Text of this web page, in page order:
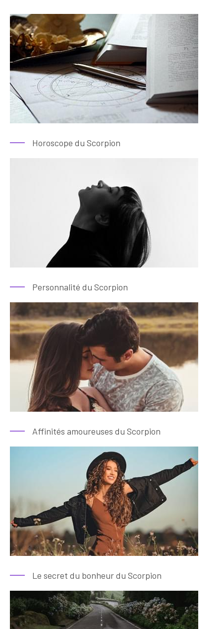
Horoscope du Scorpion
Personnalité du Scorpion
Affinités amoureuses du Scorpion
Le secret du bonheur du Scorpion